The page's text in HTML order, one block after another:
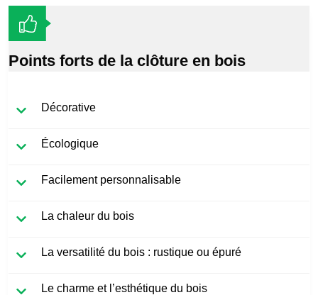
Points forts de la clôture en bois
Décorative
Écologique
Facilement personnalisable
La chaleur du bois
La versatilité du bois : rustique ou épuré
Le charme et l’esthétique du bois